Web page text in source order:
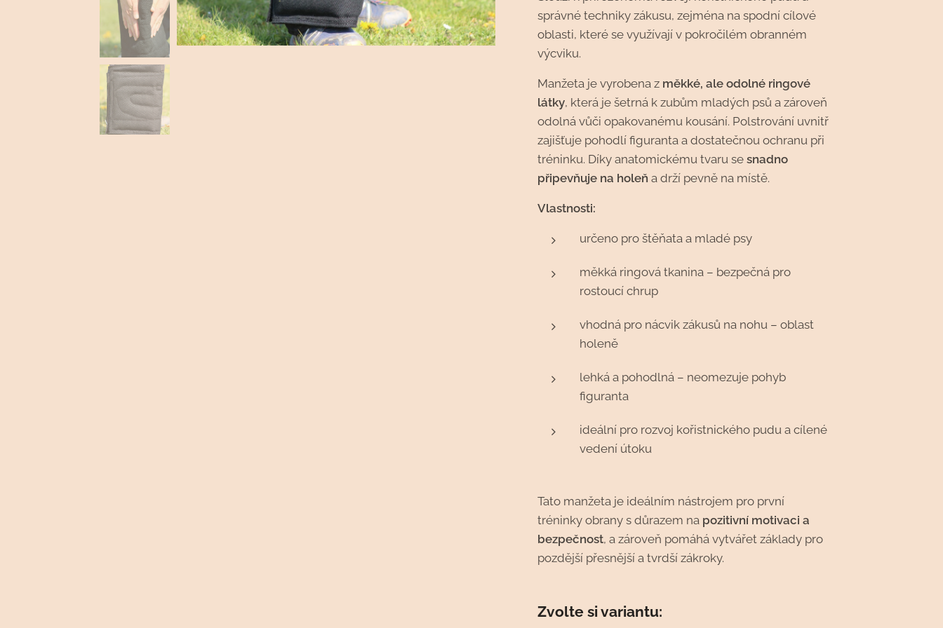
správné techniky zákusu, zejména na spodní cílové
oblasti, které se využívají v pokročilém obranném
výcviku.
Manžeta je vyrobena z měkké, ale odolné ringové
látky, která je šetrná k zubům mladých psů a zároveň
odolná vůči opakovanému kousání. Polstrování uvnitř
zajišťuje pohodlí figuranta a dostatečnou ochranu při
tréninku. Díky anatomickému tvaru sesnadno
připevňuje na holeň a drží pevně na místě.
Vlastnosti:
určeno pro štěňata a mladé psy
měkká ringová tkanina – bezpečná pro
rostoucí chrup
vhodná pro nácvik zákusů na nohu – oblast
holeně
lehká a pohodlná – neomezuje pohyb
figuranta
ideální pro rozvoj kořistnického pudu a cílené
vedení útoku
Tato manžeta je ideálním nástrojem pro první
tréninky obrany s důrazem na pozitivní motivaci a
bezpečnost, a zároveň pomáhá vytvářet základy pro
pozdější přesnější a tvrdší zákroky.
Zvolte si variantu: